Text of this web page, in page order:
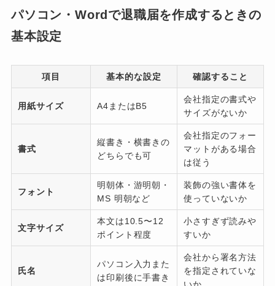
パソコン・Wordで退職届を作成するときの
基本設定
項目 基本的な設定 確認すること
用紙サイズ A4またはB5
会社指定の書式や
サイズがないか
書式
縦書き・横書きの
どちらでも可
会社指定のフォー
マットがある場合
は従う
フォント
明朝体・游明朝・
MS 明朝など
装飾の強い書体を
使っていないか
文字サイズ
本文は10.5〜12
ポイント程度
小さすぎず読みや
すいか
氏名
パソコン入力また
は印刷後に手書き
会社から署名方法
を指定されていな